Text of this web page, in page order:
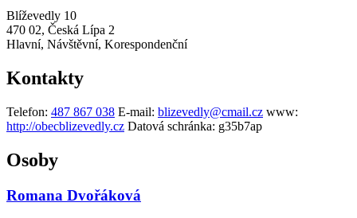
Blíževedly 10
470 02, Česká Lípa 2
Hlavní, Návštěvní, Korespondenční
Kontakty
Telefon: 487 867 038 E-mail: blizevedly@cmail.cz www:
http://obecblizevedly.cz Datová schránka: g35b7ap
Osoby
Romana Dvořáková